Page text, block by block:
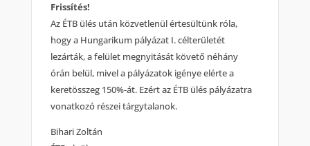
Frissítés!
Az ÉTB ülés után közvetlenül értesültünk róla,
hogy a Hungarikum pályázat I. célterületét
lezárták, a felület megnyitását követő néhány
órán belül, mivel a pályázatok igénye elérte a
keretösszeg 150%-át. Ezért az ÉTB ülés pályázatra
vonatkozó részei tárgytalanok.
Bihari Zoltán